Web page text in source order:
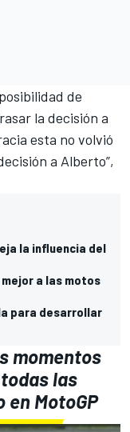
de
la decisión a
esta no volvió
a Alberto”,
la influencia del
a las motos
para desarrollar
momentos
las
MotoGP